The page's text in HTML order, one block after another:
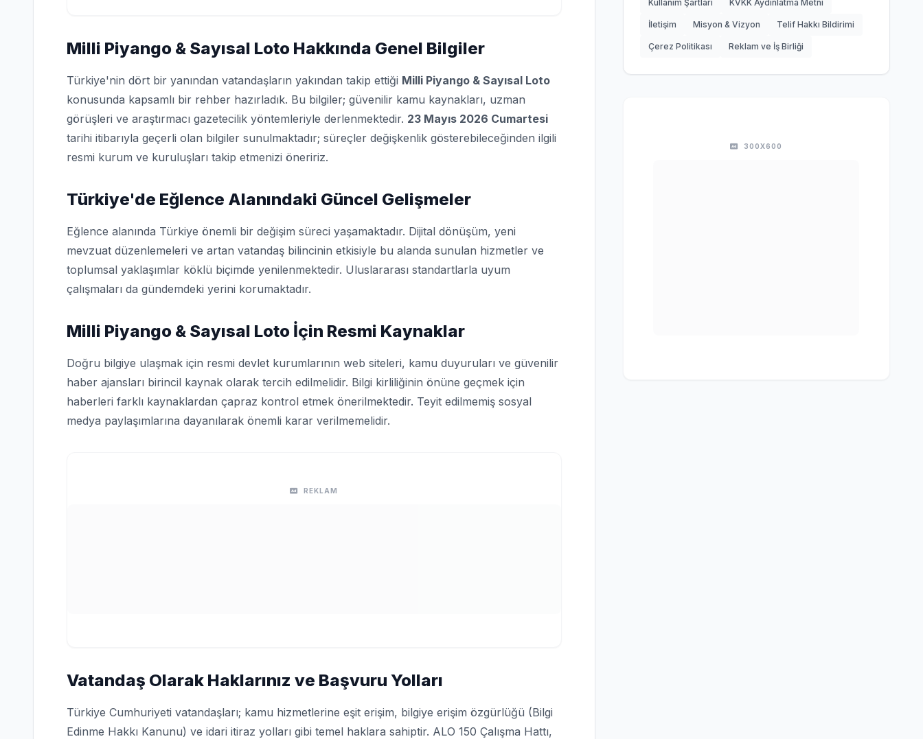
Milli Piyango & Sayısal Loto Hakkında Genel Bilgiler
Türkiye'nin dört bir yanından vatandaşların yakından takip ettiği Milli Piyango & Sayısal Loto
konusunda kapsamlı bir rehber hazırladık. Bu bilgiler; güvenilir kamu kaynakları, uzman
görüşleri ve araştırmacı gazetecilik yöntemleriyle derlenmektedir. 23 Mayıs 2026 Cumartesi
tarihi itibarıyla geçerli olan bilgiler sunulmaktadır; süreçler değişkenlik gösterebileceğinden ilgili
resmi kurum ve kuruluşları takip etmenizi öneririz.
Türkiye'de Eğlence Alanındaki Güncel Gelişmeler
Eğlence alanında Türkiye önemli bir değişim süreci yaşamaktadır. Dijital dönüşüm, yeni
mevzuat düzenlemeleri ve artan vatandaş bilincinin etkisiyle bu alanda sunulan hizmetler ve
toplumsal yaklaşımlar köklü biçimde yenilenmektedir. Uluslararası standartlarla uyum
çalışmaları da gündemdeki yerini korumaktadır.
Milli Piyango & Sayısal Loto İçin Resmi Kaynaklar
Doğru bilgiye ulaşmak için resmi devlet kurumlarının web siteleri, kamu duyuruları ve güvenilir
haber ajansları birincil kaynak olarak tercih edilmelidir. Bilgi kirliliğinin önüne geçmek için
haberleri farklı kaynaklardan çapraz kontrol etmek önerilmektedir. Teyit edilmemiş sosyal
medya paylaşımlarına dayanılarak önemli karar verilmemelidir.
REKLAM
Vatandaş Olarak Haklarınız ve Başvuru Yolları
Türkiye Cumhuriyeti vatandaşları; kamu hizmetlerine eşit erişim, bilgiye erişim özgürlüğü (Bilgi
Edinme Hakkı Kanunu) ve idari itiraz yolları gibi temel haklara sahiptir. ALO 150 Çalışma Hattı,
Kullanım Şartları KVKK Aydınlatma Metni
İletişim Misyon & Vizyon Telif Hakkı Bildirimi
Çerez Politikası Reklam ve İş Birliği
300X600